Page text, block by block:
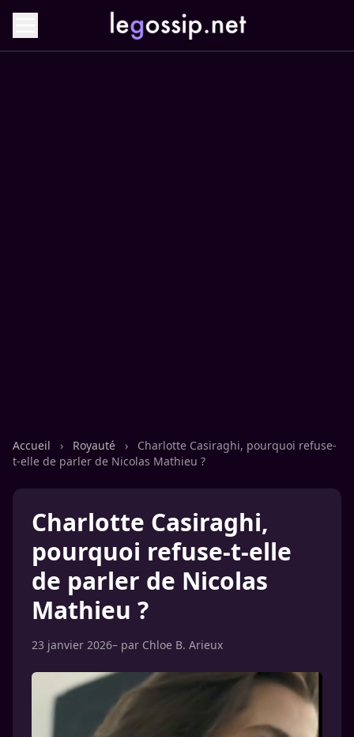
Accueil › Royauté ›
Charlotte Casiraghi, pourquoi refuse-
t-elle de parler de Nicolas Mathieu ?
Charlotte Casiraghi,
pourquoi refuse-t-elle
de parler de Nicolas
Mathieu ?
23 janvier 2026– par Chloe B. Arieux